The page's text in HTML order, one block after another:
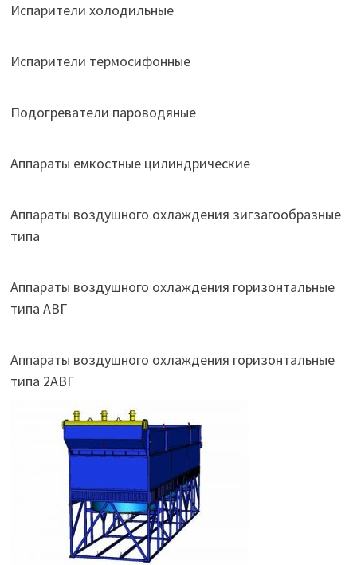
Испарители холодильные
Испарители термосифонные
Подогреватели пароводяные
Аппараты емкостные цилиндрические
Аппараты воздушного охлаждения зигзагообразные
типа
Аппараты воздушного охлаждения горизонтальные
типа АВГ
Аппараты воздушного охлаждения горизонтальные
типа 2АВГ